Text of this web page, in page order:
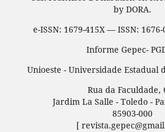
by DORA.
e-ISSN: 1679-415X — ISSN:
Informe Gepec-
Unioeste - Universidade Estadual
Rua da Faculdade,
Jardim La Salle - Toledo -
85903-000
[